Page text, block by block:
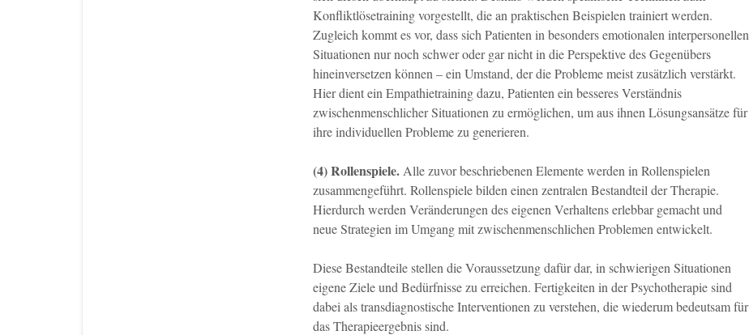
Konfliktlösetraining vorgestellt, die an praktischen Beispielen trainiert werden.
Zugleich kommt es vor, dass sich Patienten in besonders emotionalen interpersonellen
Situationen nur noch schwer oder gar nicht in die Perspektive des Gegenübers
hineinversetzen können – ein Umstand, der die Probleme meist zusätzlich verstärkt.
Hier dient ein Empathietraining dazu, Patienten ein besseres Verständnis
zwischenmenschlicher Situationen zu ermöglichen, um aus ihnen Lösungsansätze für
ihre individuellen Probleme zu generieren.
(4) Rollenspiele.Alle zuvor beschriebenen Elemente werden in Rollenspielen
zusammengeführt. Rollenspiele bilden einen zentralen Bestandteil der Therapie.
Hierdurch werden Veränderungen des eigenen Verhaltens erlebbar gemacht und
neue Strategien im Umgang mit zwischenmenschlichen Problemen entwickelt.
Diese Bestandteile stellen die Voraussetzung dafür dar, in schwierigen Situationen
eigene Ziele und Bedürfnisse zu erreichen. Fertigkeiten in der Psychotherapie sind
dabei als transdiagnostische Interventionen zu verstehen, die wiederum bedeutsam für
das Therapieergebnis sind.